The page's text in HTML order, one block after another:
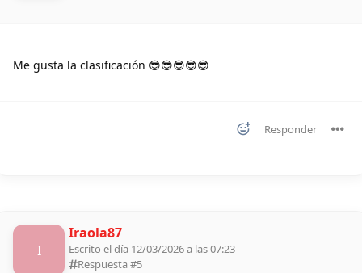
Me gusta la clasificación 😎😎😎😎😎
Responder
I
Iraola87
Escrito el día 12/03/2026 a las 07:23
Respuesta #5